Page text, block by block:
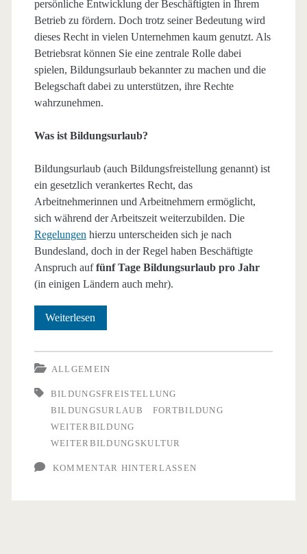
persönliche Entwicklung der Beschäftigten in Ihrem
Betrieb zu fördern. Doch trotz seiner Bedeutung wird
dieses Recht in vielen Unternehmen kaum genutzt. Als
Betriebsrat können Sie eine zentrale Rolle dabei
spielen, Bildungsurlaub bekannter zu machen und die
Belegschaft dabei zu unterstützen, ihre Rechte
wahrzunehmen.
Was ist Bildungsurlaub?
Bildungsurlaub (auch Bildungsfreistellung genannt) ist
ein gesetzlich verankertes Recht, das
Arbeitnehmerinnen und Arbeitnehmern ermöglicht,
sich während der Arbeitszeit weiterzubilden. Die
Regelungen hierzu unterscheiden sich je nach
Bundesland, doch in der Regel haben Beschäftigte
Anspruch auffünf Tage Bildungsurlaub pro Jahr
(in einigen Ländern auch mehr).
Weiterlesen
Ein
unterschätztes
Recht
für
Ihre
ALLGEMEIN
BILDUNGSFREISTELLUNG
BILDUNGSURLAUB
FORTBILDUNG
WEITERBILDUNG
WEITERBILDUNGSKULTUR
KOMMENTAR HINTERLASSEN